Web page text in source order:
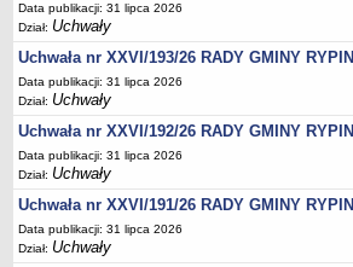
Plan pracy komisji rewizyjnej
Sesje Rady Gminy Rypin
Statut
Strategia rozwoju
Uchwały
Projekty uchwał
Protokoły
Imienne wykazy głosowań radnych
Data publikacji: 31 lipca 2026
Dział: Uchwały
Uchwała nr XXVI/193/26 RADY GMINY RYPIN
Data publikacji: 31 lipca 2026
Dział: Uchwały
Uchwała nr XXVI/192/26 RADY GMINY RYPIN
Data publikacji: 31 lipca 2026
Dział: Uchwały
Uchwała nr XXVI/191/26 RADY GMINY RYPIN
Data publikacji: 31 lipca 2026
Dział: Uchwały